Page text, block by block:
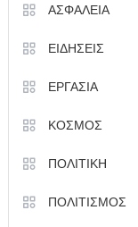
ΑΣΦΑΛΕΙΑ
ΕΙΔΗΣΕΙΣ
ΕΡΓΑΣΙΑ
ΚΟΣΜΟΣ
ΠΟΛΙΤΙΚΗ
ΠΟΛΙΤΙΣΜΟΣ